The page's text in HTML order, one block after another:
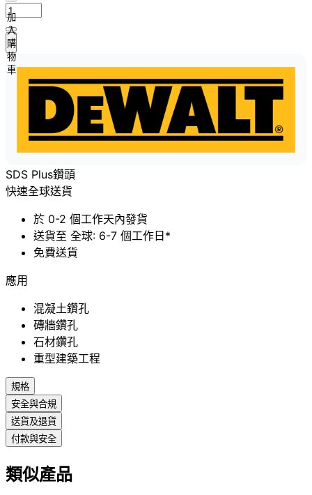
加
入
購
物
車
SDS Plus鑽頭
快速全球送貨
於 0-2 個工作天內發貨
送貨至 全球: 6-7 個工作日*
免費送貨
應用
混凝土鑽孔
磚牆鑽孔
石材鑽孔
重型建築工程
規格
安全與合規
送貨及退貨
付款與安全
類似產品